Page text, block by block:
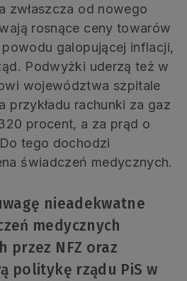
zwłaszcza od nowego
rosnące ceny towarów
powodu galopującej inflacji,
Podwyżki uderzą też w
województwa szpitale
przykładu rachunki za gaz
procent, a za prąd o
tego dochodzi
świadczeń medycznych.
nieadekwatne
medycznych
przez NFZ oraz
politykę rządu PiS w